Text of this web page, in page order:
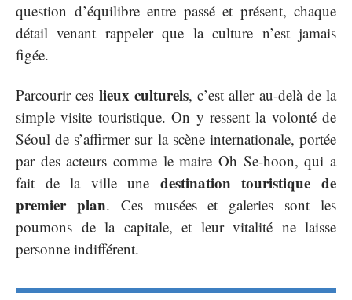
question d’équilibre entre passé et présent, chaque
détail venant rappeler que la culture n’est jamais
figée.
Parcourir ces lieux culturels, c’est aller au-delà de la
simple visite touristique. On y ressent la volonté de
Séoul de s’affirmer sur la scène internationale, portée
par des acteurs comme le maire Oh Se-hoon, qui a
fait de la ville une destination touristique de
premier plan. Ces musées et galeries sont les
poumons de la capitale, et leur vitalité ne laisse
personne indifférent.